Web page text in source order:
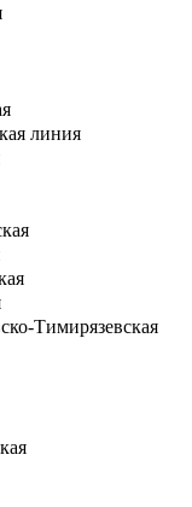
линия
Тимирязевская